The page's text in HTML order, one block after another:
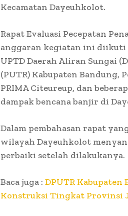
Kecamatan Dayeuhkolot.
Rapat Evaluasi Pecepatan
anggaran kegiatan ini diikuti
UPTD Daerah Aliran Sungai
(PUTR) Kabupaten Bandung,
PRIMA Citeureup, dan
dampak bencana banjir di
Dalam pembahasan rapat
wilayah Dayeuhkolot
perbaiki setelah dilakukanya.
Baca juga : DPUTR Kabupaten
Konstruksi Tingkat Provinsi